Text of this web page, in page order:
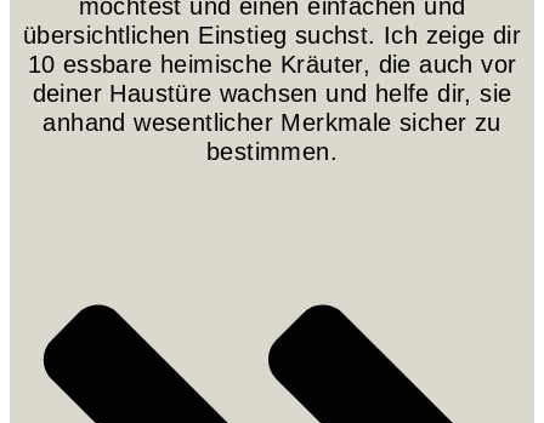
möchtest und einen einfachen und
übersichtlichen Einstieg suchst. Ich zeige dir
10 essbare heimische Kräuter, die auch vor
deiner Haustüre wachsen und helfe dir, sie
anhand wesentlicher Merkmale sicher zu
bestimmen.